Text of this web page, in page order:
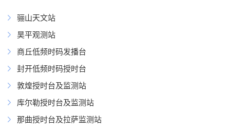
骊山天文站
昊平观测站
商丘低频时码发播台
封开低频时码授时台
敦煌授时台及监测站
库尔勒授时台及监测站
那曲授时台及拉萨监测站